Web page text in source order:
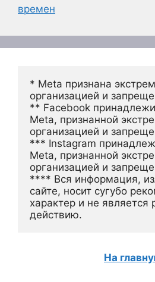
времен
* Meta признана
организацией и
** Facebook
Meta, признанной
организацией и
*** Instagram
Meta, признанной
организацией и
**** Вся информация,
сайте, носит сугубо
характер и не является
действию.
На